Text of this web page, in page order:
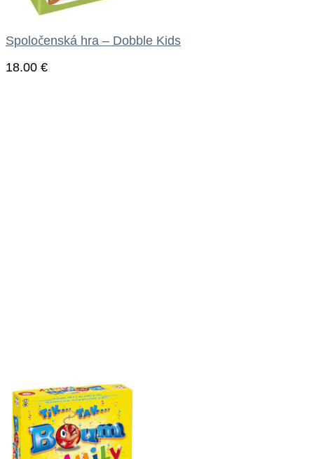
Spoločenská hra – Dobble Kids
18.00 €